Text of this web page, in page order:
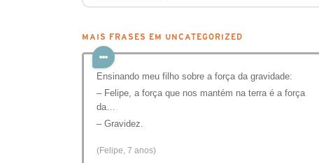
MAIS FRASES EM UNCATEGORIZED
Ensinando meu filho sobre a força da gravidade:
– Felipe, a força que nos mantém na terra é a força
da…
– Gravidez.
(Felipe, 7 anos)